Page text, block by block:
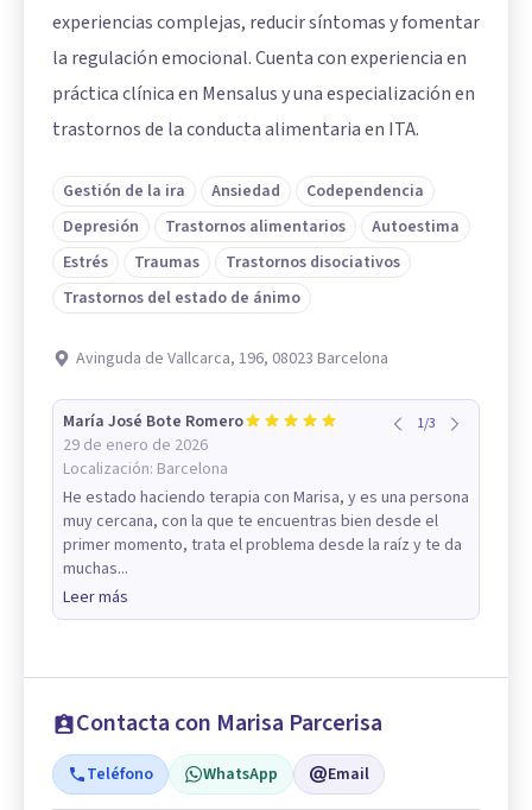
experiencias complejas, reducir síntomas y fomentar
la regulación emocional. Cuenta con experiencia en
práctica clínica en Mensalus y una especialización en
trastornos de la conducta alimentaria en ITA.
Gestión de la ira Ansiedad
Codependencia
Depresión
Trastornos alimentarios
Autoestima
Estrés
Traumas
Trastornos disociativos
Trastornos del estado de ánimo
Avinguda de Vallcarca, 196, 08023 Barcelona
María José Bote Romero
29 de enero de 2026
Localización: Barcelona
1/3
He estado haciendo terapia con Marisa, y es una persona
muy cercana, con la que te encuentras bien desde el
primer momento, trata el problema desde la raíz y te da
muchas...
Leer más
Contacta con Marisa Parcerisa
Teléfono WhatsApp Email